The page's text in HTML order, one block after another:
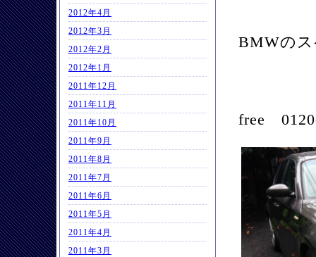
2012年4月
2012年3月
2012年2月
2012年1月
2011年12月
2011年11月
2011年10月
2011年9月
2011年8月
2011年7月
2011年6月
2011年5月
2011年4月
2011年3月
BMWの
free